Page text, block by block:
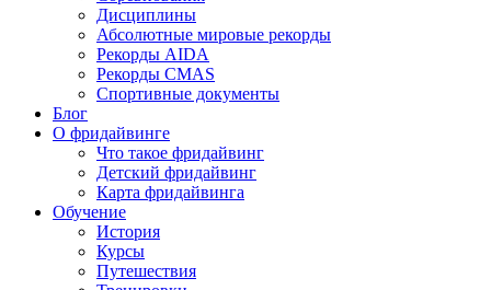
Дисциплины
Абсолютные мировые рекорды
Рекорды AIDA
Рекорды CMAS
Спортивные документы
Блог
О фридайвинге
Что такое фридайвинг
Детский фридайвинг
Карта фридайвинга
Обучение
История
Курсы
Путешествия